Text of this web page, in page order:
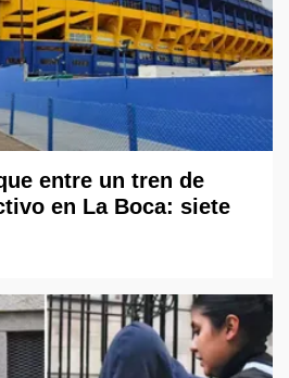
entre un tren de
en La Boca: siete